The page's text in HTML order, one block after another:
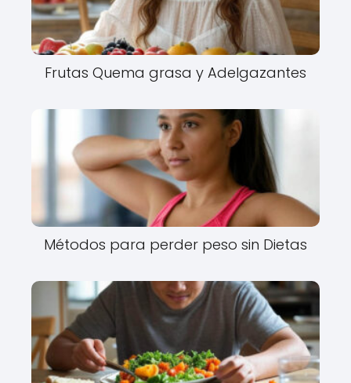
Frutas Quema grasa y Adelgazantes
Métodos para perder peso sin Dietas